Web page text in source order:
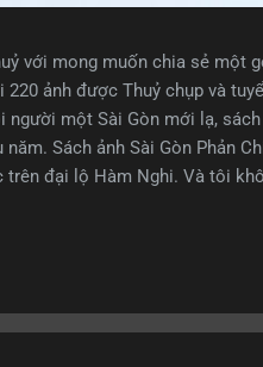
với mong muốn chia sẻ một
ảnh được Thuỷ chụp và
một Sài Gòn mới lạ,
Sách ảnh Sài Gòn Phản
đại lộ Hàm Nghi. Và tôi
ốc bên đường và ngỡ ngàng
thơ, nhờ sự phản chiếu